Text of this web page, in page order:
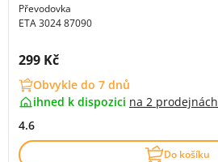
Převodovka
ETA 3024 87090
Cena s DPH:
299 Kč
Obvykle do 7 dnů
ihned k dispozici na 2 prodejnách
4.6
Do košíku